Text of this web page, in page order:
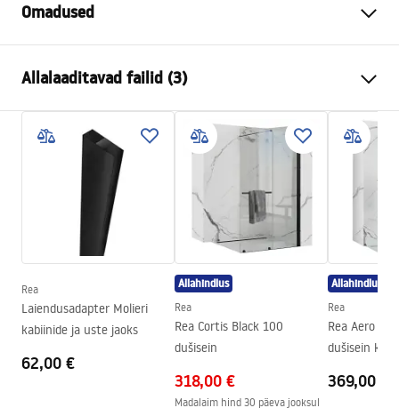
Omadused
Materjal
Kraani tüüp
Ühehoovaga
Paigaldusviis
Avatud
Kõrguse reguleerimine
Jah
Maksimaalne kõrgus
mm
Vanni tilaustoru
Jah, pööratav
Rõhu reguleerimine
Anti-Calc süsteem
Jah
Kattetehnoloogia
150
Garantii
24 kuud
Allalaaditavad failid (3)
Turvalisuse teave
Safety_Information_Shower_set.pdf
Garantiitingimused
Warranty_Terms_and_Conditions_Faucets_-_5.pdf
shower_set.pdf
Rea
Laiendusadapter Molieri
kabiinide ja uste jaoks
62,00 €
Allahindlus
Rea
Rea Cortis Black 100
dušisein
318,00 €
Madalaim hind 30 päeva jooksul
Allahindlus
Rea
Rea Aero N
dušisein
369,00 €